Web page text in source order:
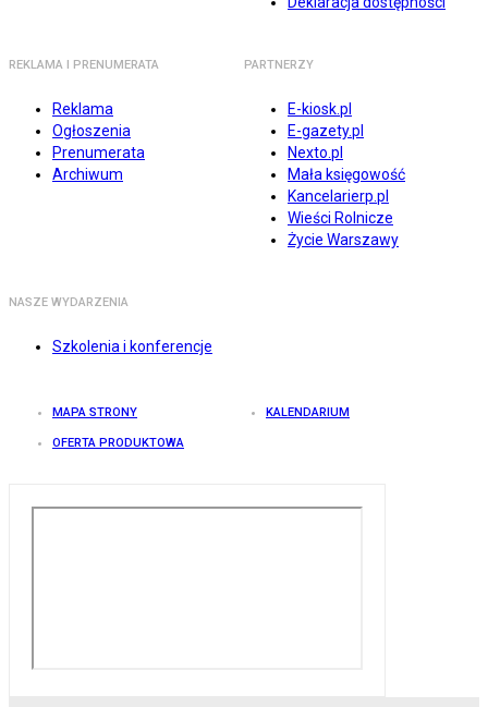
REKLAMA I PRENUMERATA
Reklama
Ogłoszenia
Prenumerata
Archiwum
PARTNERZY
E-kiosk.pl
E-gazety.pl
Nexto.pl
Mała księgowość
Kancelarierp.pl
Wieści Rolnicze
Życie Warszawy
NASZE WYDARZENIA
Szkolenia i konferencje
MAPA STRONY KALENDARIUM
OFERTA PRODUKTOWA